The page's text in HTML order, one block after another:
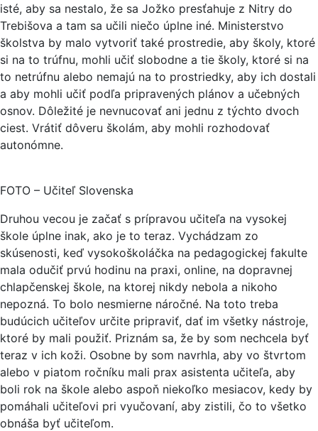
isté, aby sa nestalo, že sa Jožko presťahuje z Nitry do
Trebišova a tam sa učili niečo úplne iné. Ministerstvo
školstva by malo vytvoriť také prostredie, aby školy, ktoré
si na to trúfnu, mohli učiť slobodne a tie školy, ktoré si na
to netrúfnu alebo nemajú na to prostriedky, aby ich dostali
a aby mohli učiť podľa pripravených plánov a učebných
osnov. Dôležité je nevnucovať ani jednu z týchto dvoch
ciest. Vrátiť dôveru školám, aby mohli rozhodovať
autonómne.
FOTO – Učiteľ Slovenska
Druhou vecou je začať s prípravou učiteľa na vysokej
škole úplne inak, ako je to teraz. Vychádzam zo
skúsenosti, keď vysokoškoláčka na pedagogickej fakulte
mala odučiť prvú hodinu na praxi, online, na dopravnej
chlapčenskej škole, na ktorej nikdy nebola a nikoho
nepozná. To bolo nesmierne náročné. Na toto treba
budúcich učiteľov určite pripraviť, dať im všetky nástroje,
ktoré by mali použiť. Priznám sa, že by som nechcela byť
teraz v ich koži. Osobne by som navrhla, aby vo štvrtom
alebo v piatom ročníku mali prax asistenta učiteľa, aby
boli rok na škole alebo aspoň niekoľko mesiacov, kedy by
pomáhali učiteľovi pri vyučovaní, aby zistili, čo to všetko
obnáša byť učiteľom.